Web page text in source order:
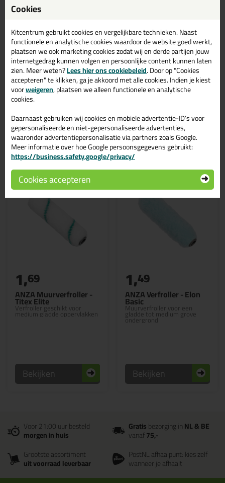
ANZA Verfroller - Antex
Microvezel Platinum in 10
cm - dik
Bestel de ANZA Verfroller - Antex Microvezel Platinum in 10 cm -
dik vandaag nog! Vandaag besteld = morgen in huis.
Wil je meer weten over de toepassing en kenmerken van dit
product?Lees alles over dit product >
Gerelateerde producten
ANZA Muurverfroller -
Titex Elite
Verfroller geschikt voor
medium gladde oppervlakken
1,69
Bekijken
ANZA Verfroller - Elon
Basic
Muurverfroller voor een
gladde tot medium grove
ondergrond
1,49
Bekijken
Voor 21:00 uur besteld
morgen in huis
Gratisbezorging inNL & BE
vanaf75,-
Grootste assortiment
uit voorraad leverbaar
PostNL afhaalpunt: kies zelf
wanneer je afhaalt
Cookies
Kitcentrum gebruikt cookies en vergelijkbare technieken. Naast
functionele en analytische cookies waardoor de website goed werkt,
plaatsen we ook marketing cookies zodat wij en derde partijen jouw
internetgedrag kunnen volgen en persoonlijke content kunnen laten
zien. Meer weten?Lees hier ons cookiebeleid. Door op "Cookies
accepteren" te klikken, ga je akkoord met alle cookies. Indien je kiest
voorweigeren, plaatsen we alleen functionele en analytische
cookies.
Daarnaast gebruiken wij cookies en mobiele advertentie-ID’s voor
gepersonaliseerde en niet-gepersonaliseerde advertenties,
waaronder advertentiepersonalisatie via partners zoals Google.
Meer informatie over hoe Google persoonsgegevens gebruikt:
https://business.safety.google/privacy/
Cookies accepteren